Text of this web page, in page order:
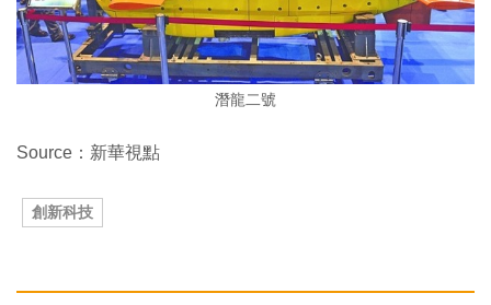
潛龍二號
Source：新華視點
創新科技